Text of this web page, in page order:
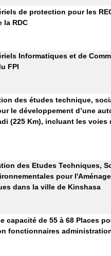
de protection pour les
la RDC
Informatiques et de
FPI
des études technique,
le développement d’une
(225 Km), incluant les
des Etudes Techniques,
pour
dans la ville de Kinshasa
capacité de 55 à 68 Places
fonctionnaires